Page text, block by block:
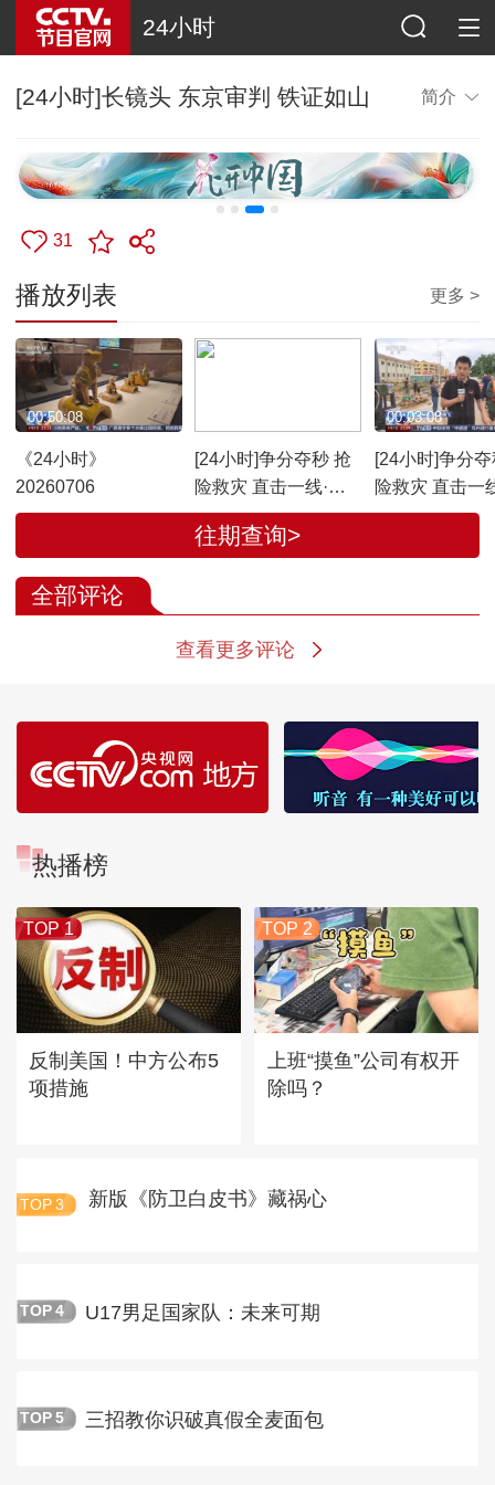
24小时
[24小时]长镜头 东京审判 铁证如山 简介
31
播放列表 更多 >
《24小时》
20260706
00:50:08
[24小时]争分夺秒 抢
险救灾 直击一线·广
西横州 水库严重险情
后 紧急抢修受灾村庄
[24小时]争分
险救灾 直击一
西横州 六蓝水
00:03:08
往期查询>
全部评论
查看更多评论
热播榜
TOP 1
反制美国！中方公布5
项措施
TOP 2
上班“摸鱼”公司有权开
除吗？
TOP 3 新版《防卫白皮书》藏祸心
TOP 4 U17男足国家队：未来可期
TOP 5 三招教你识破真假全麦面包